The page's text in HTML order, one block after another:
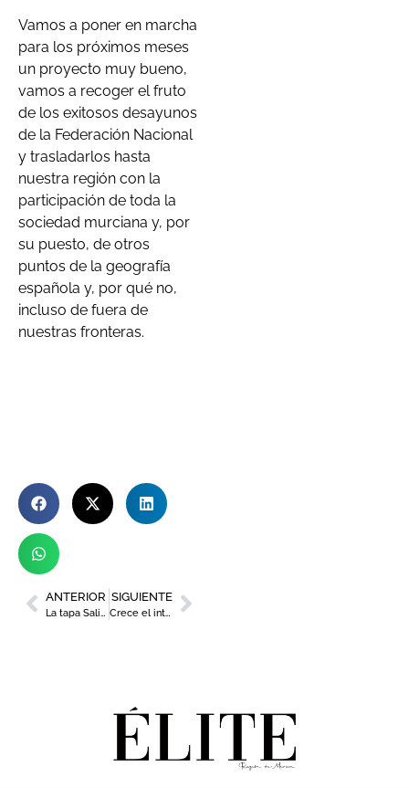
Vamos a poner en marcha
para los próximos meses
un proyecto muy bueno,
vamos a recoger el fruto
de los exitosos desayunos
de la Federación Nacional
y trasladarlos hasta
nuestra región con la
participación de toda la
sociedad murciana y, por
su puesto, de otros
puntos de la geografía
española y, por qué no,
incluso de fuera de
nuestras fronteras.
ANTERIOR
La tapa Salinera de Drexco Trapería, ganadora de la Ruta 60 de Estrella de Levante
SIGUIENTE
Crece el interés por la industria audiovisual entre los jóvenes